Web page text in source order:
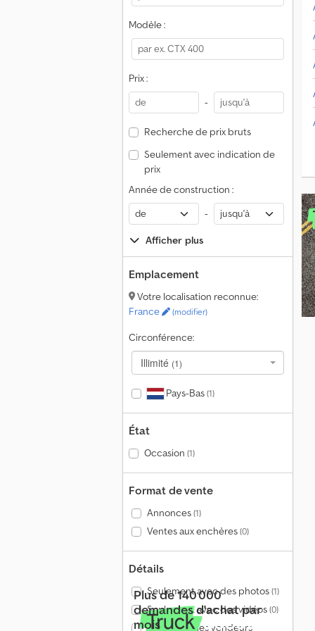
Modèle :
Prix :
-
Recherche de prix bruts
Seulement avec indication de
prix
Année de construction :
-
Afficher plus
Emplacement
Votre localisation reconnue:
France
(modifier)
Circonférence:
Illimité (1)
Pays-Bas(1)
État
Occasion (1)
Format de vente
Annonces(1)
Ventes aux enchères(0)
Détails
Seulement avec des photos(1)
Seulement avec des vidéos(0)
Seulement les vendeurs
Plus de 140 000
demandes d'achat par
mois